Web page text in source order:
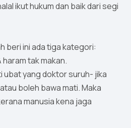
ikut hukum dan baik dari segi
beri ini ada tiga kategori:
haram tak makan.
yang doktor suruh- jika
boleh bawa mati. Maka
manusia kena jaga